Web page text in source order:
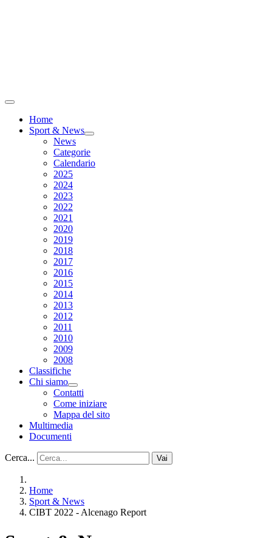
Home
Sport & News
News
Categorie
Calendario
2025
2024
2023
2022
2021
2020
2019
2018
2017
2016
2015
2014
2013
2012
2011
2010
2009
2008
Classifiche
Chi siamo
Contatti
Come iniziare
Mappa del sito
Multimedia
Documenti
Cerca... Vai
Home
Sport & News
CIBT 2022 - Alcenago Report